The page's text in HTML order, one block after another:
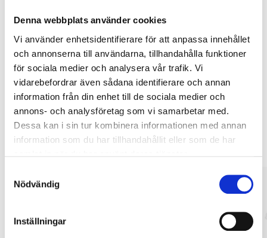
Denna webbplats använder cookies
Vi använder enhetsidentifierare för att anpassa innehållet
och annonserna till användarna, tillhandahålla funktioner
för sociala medier och analysera vår trafik. Vi
vidarebefordrar även sådana identifierare och annan
information från din enhet till de sociala medier och
annons- och analysföretag som vi samarbetar med.
Dessa kan i sin tur kombinera informationen med annan
information som du har tillhandahållit eller som de har
Nödvändig
Inställningar
Köp & Hämta
Köp & Hämta i ditt varuhus inom 2 timmar! För mer information om
tjänsten och våra villkor.
LÄS MER
Andra kunder köpte också